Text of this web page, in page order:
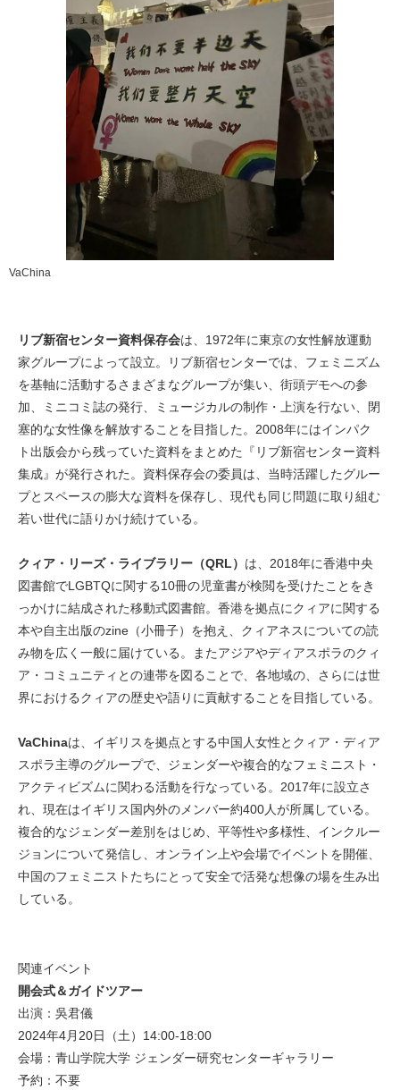
VaChina
リブ新宿センター資料保存会は、1972年に東京の女性解放運動
家グループによって設立。リブ新宿センターでは、フェミニズム
を基軸に活動するさまざまなグループが集い、街頭デモへの参
加、ミニコミ誌の発行、ミュージカルの制作・上演を行ない、閉
塞的な女性像を解放することを目指した。2008年にはインパク
ト出版会から残っていた資料をまとめた『リブ新宿センター資料
集成』が発行された。資料保存会の委員は、当時活躍したグルー
プとスペースの膨大な資料を保存し、現代も同じ問題に取り組む
若い世代に語りかけ続けている。
クィア・リーズ・ライブラリー（QRL） は、2018年に香港中央
図書館でLGBTQに関する10冊の児童書が検閲を受けたことをき
っかけに結成された移動式図書館。香港を拠点にクィアに関する
本や自主出版のzine（小冊子）を抱え、クィアネスについての読
み物を広く一般に届けている。またアジアやディアスポラのクィ
ア・コミュニティとの連帯を図ることで、各地域の、さらには世
界におけるクィアの歴史や語りに貢献することを目指している。
VaChinaは、イギリスを拠点とする中国人女性とクィア・ディア
スポラ主導のグループで、ジェンダーや複合的なフェミニスト・
アクティビズムに関わる活動を行なっている。2017年に設立さ
れ、現在はイギリス国内外のメンバー約400人が所属している。
複合的なジェンダー差別をはじめ、平等性や多様性、インクルー
ジョンについて発信し、オンライン上や会場でイベントを開催、
中国のフェミニストたちにとって安全で活発な想像の場を生み出
している。
関連イベント
開会式＆ガイドツアー
出演：吳君儀
2024年4月20日（土）14:00-18:00
会場：青山学院大学 ジェンダー研究センターギャラリー
予約：不要